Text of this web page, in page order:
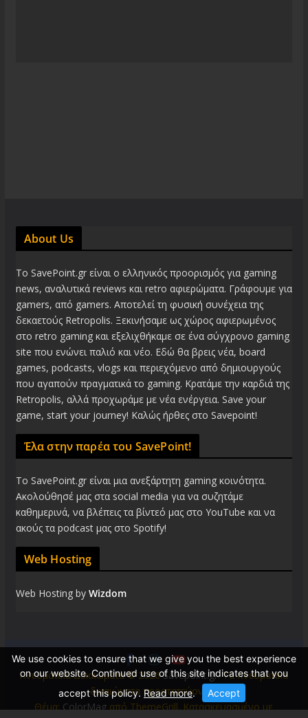
About Us
Το SavePoint.gr είναι ο ελληνικός προορισμός για gaming
news, αναλυτικά reviews και retro αφιερώματα. Γράφουμε για
gamers, από gamers. Αποτελεί τη φυσική συνέχεια της
δεκαετούς Retropolis. Ξεκινήσαμε ως χώρος αφιερωμένος
στο retro gaming και εξελιχθήκαμε σε ένα σύγχρονο gaming
site που ενώνει παλιό και νέο. Εδώ θα βρεις νέα, board
games, podcasts, vlogs και περιεχόμενο από δημιουργούς
που αγαπούν πραγματικά το gaming. Κρατάμε την καρδιά της
Retropolis, αλλά προχωράμε με νέα ενέργεια. Save your
game, start your journey! Καλώς ήρθες στο Savepoint!
Έλα στην παρέα του SavePoint!
Το SavePoint.gr είναι μια ανεξάρτητη gaming κοινότητα.
Ακολούθησέ μας στα social media για να συζητάμε
καθημερινά, να βλέπεις τα βίντεό μας στο YouTube και να
ακούς τα podcast μας στο Spotify!
Web Hosting
Web Hosting by Wizdom
Πνευματικά Δικαιώματα © 2026Savepoint.gr. Τα πνευματικά
δικαιώματα προστατεύονται.
Θέμα:ColorMagαπό ThemeGrill. Κατασκευασμένο με
We use cookies to ensure that we give you the best experience
on our website. Continued use of this site indicates that you
accept this policy.Read more. Accept